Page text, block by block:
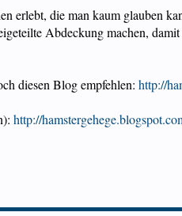
erlebt, die man kaum glauben
Abdeckung machen,
diesen Blog empfehlen:http://
http://